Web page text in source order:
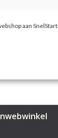
aan SnelStart.